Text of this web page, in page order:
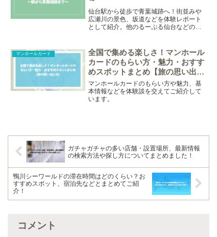
仙台駅から徒歩で青葉城跡へ！街並みや
広瀬川の景色、坂道などを体験レポート
として紹介。他のるーぷる仙台などのア
マンホールカード
全国で集める楽しさ！マンホール
カードのもらい方・魅力・おすす
めスポットまとめ【旅の思い出に
も】
マンホールカードのもらい方や魅力、基
本情報などを体験談を交えてご紹介して
います。
ガチャガチャの多い店舗・設置場所、最新情報
の検索方法や探し方についてまとめました！
鴨川シーワールドの滞在時間はどのくらい？お
すすめスポット、宿泊先などとまとめてご紹
介！
コメント